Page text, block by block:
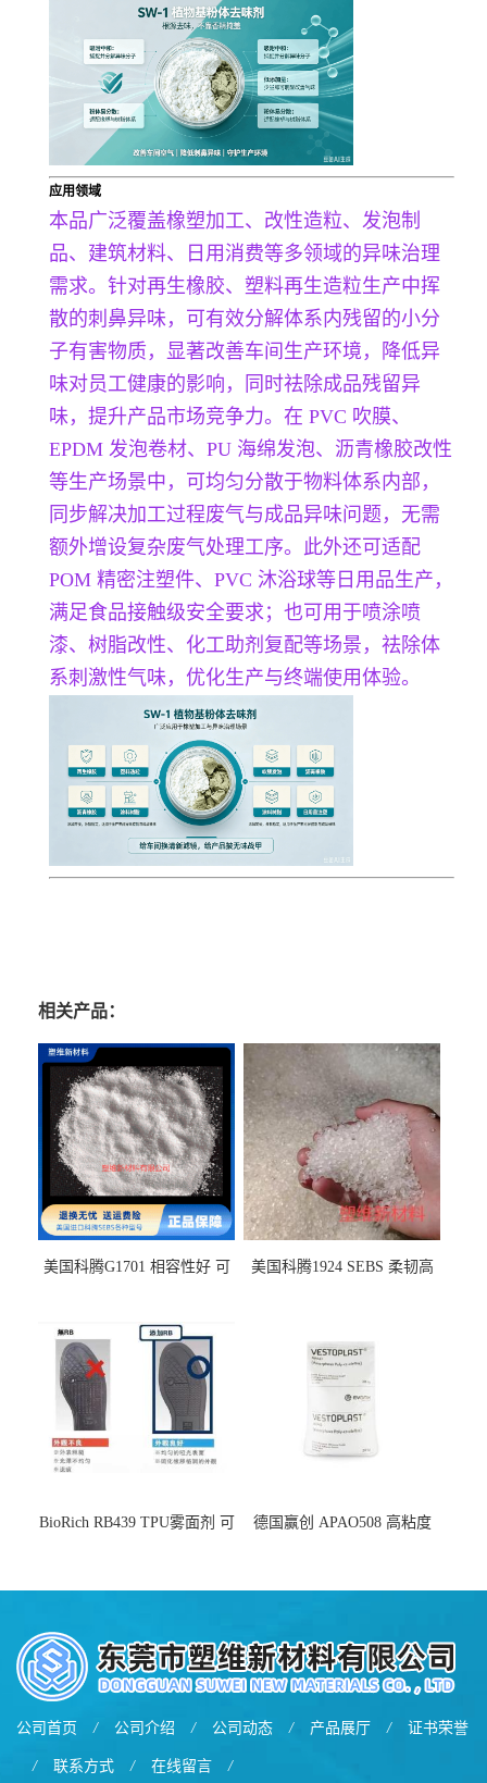
应用领域
本品广泛覆盖橡塑加工、改性造粒、发泡制
品、建筑材料、日用消费等多领域的异味治理
需求。针对再生橡胶、塑料再生造粒生产中挥
散的刺鼻异味，可有效分解体系内残留的小分
子有害物质，显著改善车间生产环境，降低异
味对员工健康的影响，同时祛除成品残留异
味，提升产品市场竞争力。在 PVC 吹膜、
EPDM 发泡卷材、PU 海绵发泡、沥青橡胶改性
等生产场景中，可均匀分散于物料体系内部，
同步解决加工过程废气与成品异味问题，无需
额外增设复杂废气处理工序。此外还可适配
POM 精密注塑件、PVC 沐浴球等日用品生产，
满足食品接触级安全要求；也可用于喷涂喷
漆、树脂改性、化工助剂复配等场景，祛除体
系刺激性气味，优化生产与终端使用体验。
相关产品：
美国科腾G1701 相容性好 可
美国科腾1924 SEBS 柔韧高
BioRich RB439 TPU雾面剂 可
德国赢创 APAO508 高粘度
公司首页 / 公司介绍 / 公司动态 / 产品展厅 / 证书荣誉
/ 联系方式 / 在线留言 /